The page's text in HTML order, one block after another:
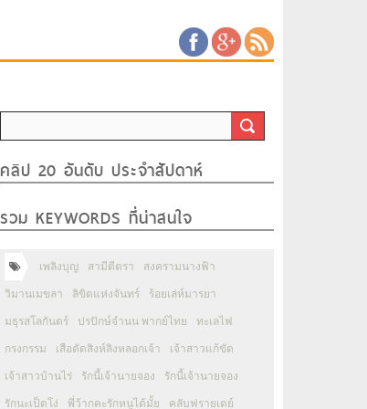
คลิป 20 อันดับ ประจำสัปดาห์
รวม KEYWORDS ที่น่าสนใจ
เพลิงบุญ สามีตีตรา สงครามนางฟ้า
วิมานเมขลา ลิขิตแห่งจันทร์ ร้อยเล่ห์มารยา
มธุรสโลกันตร์ ปรปักษ์จำนน พากย์ไทย ทะเลไฟ
กรงกรรม เสือตัดสิงห์ลิงหลอกเจ้า เจ้าสาวแก้ขัด
เจ้าสาวบ้านไร่ รักนี้เจ้านายจอง รักนี้เจ้านายจอง
รักนะเป็ดโง่ พี่ว้ากคะรักหนูได้มั้ย คลับฟรายเดย์